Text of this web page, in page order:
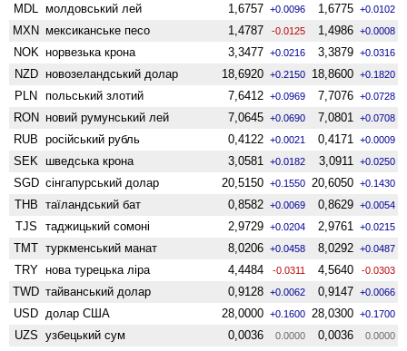
MDL молдовський лей 1,6757 +0.0096 1,6775 +0.0102
MXN мексиканське песо 1,4787 -0.0125 1,4986 +0.0008
NOK норвезька крона 3,3477 +0.0216 3,3879 +0.0316
NZD ново­зеландський долар 18,6920 +0.2150 18,8600 +0.1820
PLN польський злотий 7,6412 +0.0969 7,7076 +0.0728
RON новий румунський лей 7,0645 +0.0690 7,0801 +0.0708
RUB російський рубль 0,4122 +0.0021 0,4171 +0.0009
SEK шведська крона 3,0581 +0.0182 3,0911 +0.0250
SGD сінгапурський долар 20,5150 +0.1550 20,6050 +0.1430
THB таїландський бат 0,8582 +0.0069 0,8629 +0.0054
TJS таджицький сомоні 2,9729 +0.0204 2,9761 +0.0215
TMT туркменський манат 8,0206 +0.0458 8,0292 +0.0487
TRY нова турецька ліра 4,4484 -0.0311 4,5640 -0.0303
TWD тайванський долар 0,9128 +0.0062 0,9147 +0.0066
USD долар США 28,0000 +0.1600 28,0300 +0.1700
UZS узбецький сум 0,0036 0.0000 0,0036 0.0000